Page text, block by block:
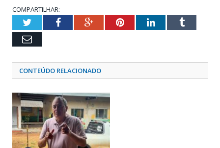
COMPARTILHAR:
TwitterFacebookGoogle+PinterestLinkedInTumblr
Email
CONTEÚDO RELACIONADO